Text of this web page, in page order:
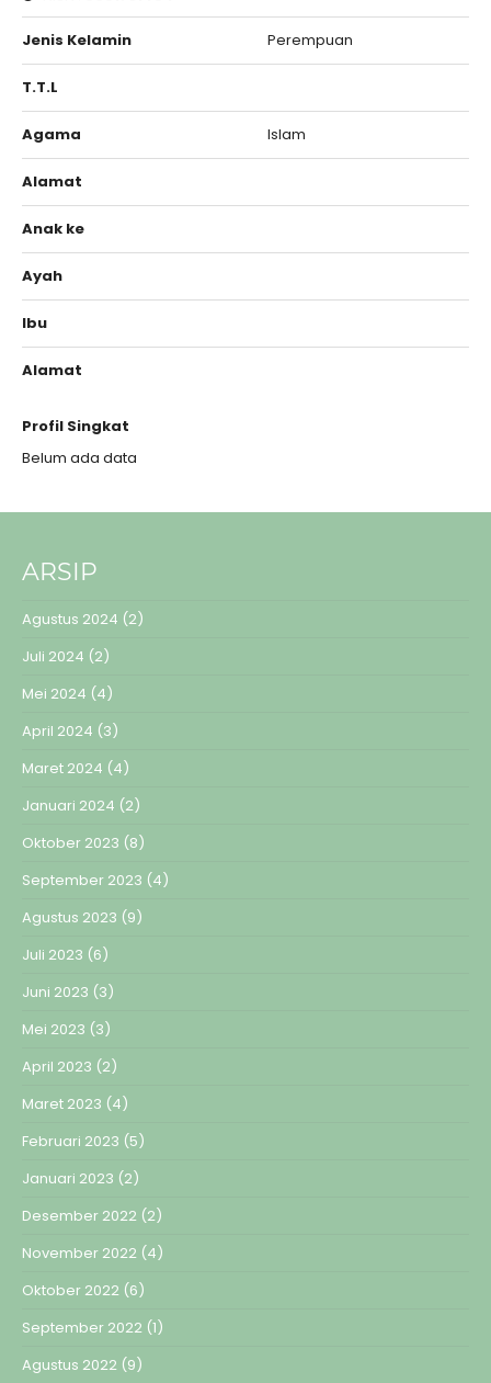
Jenis Kelamin Perempuan
T.T.L
Agama Islam
Alamat
Anak ke
Ayah
Ibu
Alamat
Profil Singkat
Belum ada data
ARSIP
Agustus 2024 (2)
Juli 2024 (2)
Mei 2024 (4)
April 2024 (3)
Maret 2024 (4)
Januari 2024 (2)
Oktober 2023 (8)
September 2023 (4)
Agustus 2023 (9)
Juli 2023 (6)
Juni 2023 (3)
Mei 2023 (3)
April 2023 (2)
Maret 2023 (4)
Februari 2023 (5)
Januari 2023 (2)
Desember 2022 (2)
November 2022 (4)
Oktober 2022 (6)
September 2022 (1)
Agustus 2022 (9)